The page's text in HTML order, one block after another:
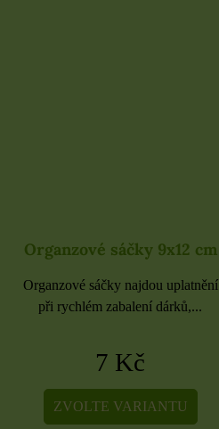
Organzové sáčky 9x12 cm
Organzové sáčky najdou uplatnění
při rychlém zabalení dárků,...
7 Kč
ZVOLTE VARIANTU